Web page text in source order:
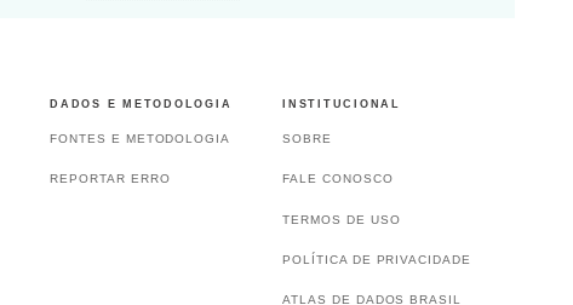
DADOS E METODOLOGIA
FONTES E METODOLOGIA
REPORTAR ERRO
INSTITUCIONAL
SOBRE
FALE CONOSCO
TERMOS DE USO
POLÍTICA DE PRIVACIDADE
ATLAS DE DADOS BRASIL